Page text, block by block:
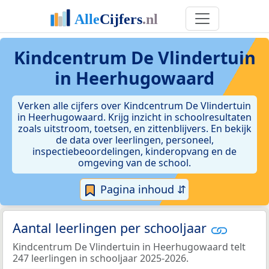
Kindcentrum De Vlindertuin
in Heerhugowaard
Verken alle cijfers over Kindcentrum De Vlindertuin
in Heerhugowaard. Krijg inzicht in schoolresultaten
zoals uitstroom, toetsen, en zittenblijvers. En bekijk
de data over leerlingen, personeel,
inspectiebeoordelingen, kinderopvang en de
omgeving van de school.
Pagina inhoud ⇵
Aantal leerlingen per schooljaar
Kindcentrum De Vlindertuin in Heerhugowaard telt
247 leerlingen in schooljaar 2025-2026.